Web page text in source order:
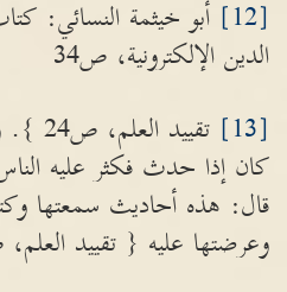
[12]
أبو خيثمة النسائي:
الدين الإلكترونية، ص34
[13]
كان إذا حدث فكثر عليه
قال: هذه أحاديث سمعتها
وعرضتها عليه { تقييد العلم،